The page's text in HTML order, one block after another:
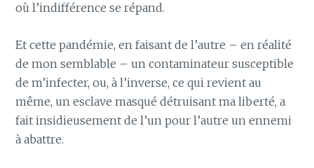
où l’indifférence se répand.
Et cette pandémie, en faisant de l’autre – en réalité
de mon semblable – un contaminateur susceptible
de m’infecter, ou, à l’inverse, ce qui revient au
même, un esclave masqué détruisant ma liberté, a
fait insidieusement de l’un pour l’autre un ennemi
à abattre.